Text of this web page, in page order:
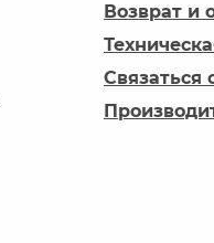
Возврат и
Связаться